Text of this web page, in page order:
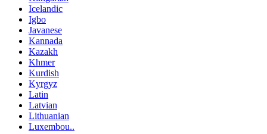
Icelandic
Igbo
Javanese
Kannada
Kazakh
Khmer
Kurdish
Kyrgyz
Latin
Latvian
Lithuanian
Luxembou..